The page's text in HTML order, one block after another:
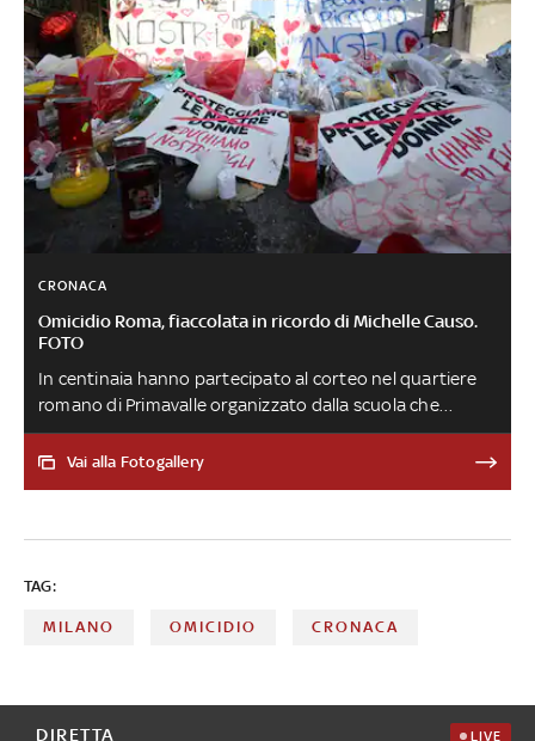
CRONACA
Omicidio Roma, fiaccolata in ricordo di Michelle Causo.
FOTO
In centinaia hanno partecipato al corteo nel quartiere
romano di Primavalle organizzato dalla scuola che
frequentava Michelle Maria Causo, la ragazza uccisa
mercoledì scorso e gettata in un carrello accanto ai
davanti al luogo dove è stata uccisa la figlia: 'Dov'è lo
Vai alla Fotogallery
TAG:
MILANO OMICIDIO CRONACA
DIRETTA LIVE